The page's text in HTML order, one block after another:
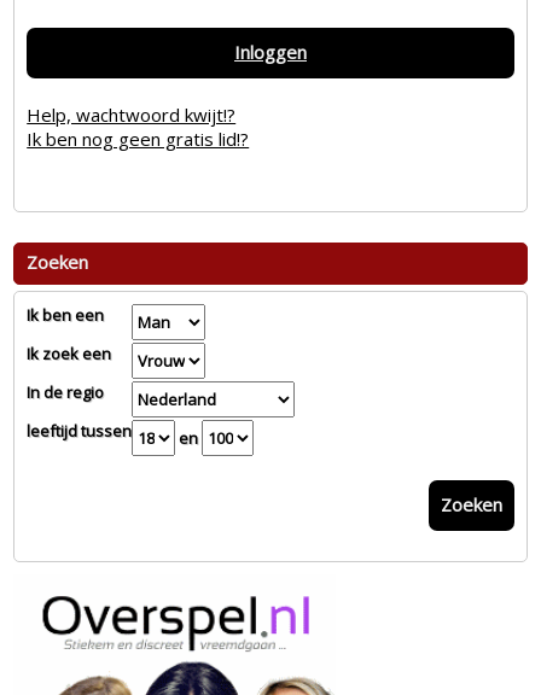
Inloggen
Help, wachtwoord kwijt!?
Ik ben nog geen gratis lid!?
Zoeken
Ik ben een
Ik zoek een
In de regio
leeftijd tussen
en
Zoeken